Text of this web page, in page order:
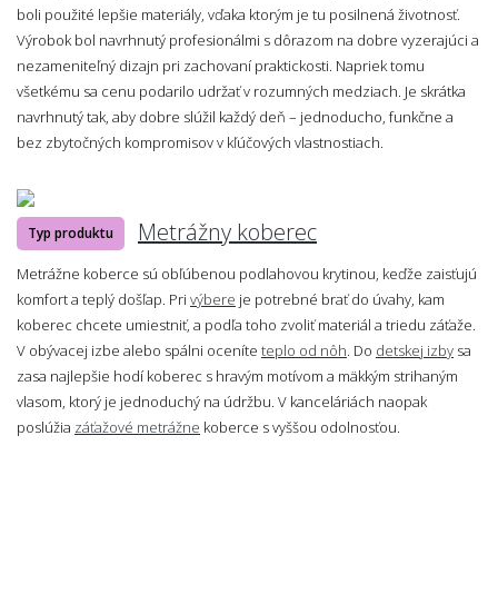
boli použité lepšie materiály, vďaka ktorým je tu posilnená životnosť.
Výrobok bol navrhnutý profesionálmi s dôrazom na dobre vyzerajúci a
nezameniteľný dizajn pri zachovaní praktickosti. Napriek tomu
všetkému sa cenu podarilo udržať v rozumných medziach. Je skrátka
navrhnutý tak, aby dobre slúžil každý deň – jednoducho, funkčne a
bez zbytočných kompromisov v kľúčových vlastnostiach.
Typ produktu Metrážny koberec
Metrážne koberce sú obľúbenou podlahovou krytinou, keďže zaisťujú
komfort a teplý došľap. Pri výbere je potrebné brať do úvahy, kam
koberec chcete umiestniť, a podľa toho zvoliť materiál a triedu záťaže.
V obývacej izbe alebo spálni oceníte teplo od nôh . Do detskej izby sa
zasa najlepšie hodí koberec s hravým motívom a mäkkým strihaným
vlasom, ktorý je jednoduchý na údržbu. V kanceláriách naopak
poslúžia záťažové metrážne koberce s vyššou odolnosťou.